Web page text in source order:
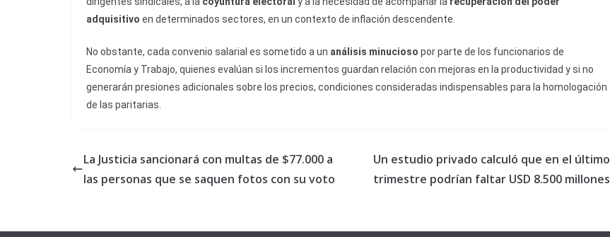
adquisitivo en determinados sectores, en un contexto de inflación descendente.
No obstante, cada convenio salarial es sometido a un análisis minucioso por parte de los funcionarios de
Economía y Trabajo, quienes evalúan si los incrementos guardan relación con mejoras en la productividad y si no
generarán presiones adicionales sobre los precios, condiciones consideradas indispensables para la homologación
de las paritarias.
La Justicia sancionará con multas de $77.000 a
las personas que se saquen fotos con su voto
Un estudio privado calculó que en el último
trimestre podrían faltar USD 8.500 millones